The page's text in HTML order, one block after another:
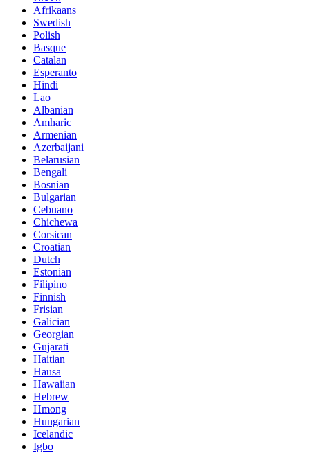
Afrikaans
Swedish
Polish
Basque
Catalan
Esperanto
Hindi
Lao
Albanian
Amharic
Armenian
Azerbaijani
Belarusian
Bengali
Bosnian
Bulgarian
Cebuano
Chichewa
Corsican
Croatian
Dutch
Estonian
Filipino
Finnish
Frisian
Galician
Georgian
Gujarati
Haitian
Hausa
Hawaiian
Hebrew
Hmong
Hungarian
Icelandic
Igbo